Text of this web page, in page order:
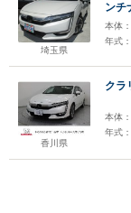
埼玉県
ン
ブク
シ
本体：
年式：
香川県
クラ
本体：
年式：